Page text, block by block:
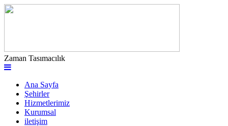
Zaman Tasımacılık
Ana Sayfa
Şehirler
Hizmetlerimiz
Kurumsal
iletişim